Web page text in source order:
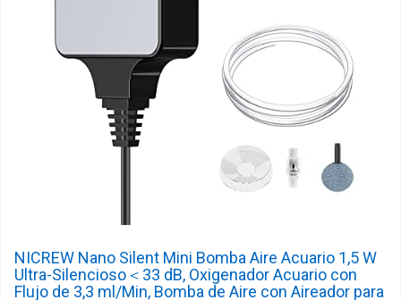
NICREW Nano Silent Mini Bomba Aire Acuario 1,5 W
Ultra-Silencioso＜33 dB, Oxigenador Acuario con
Flujo de 3,3 ml/Min, Bomba de Aire con Aireador para